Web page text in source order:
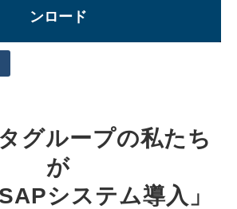
ンロード
グループの私たち
が
システム導入」